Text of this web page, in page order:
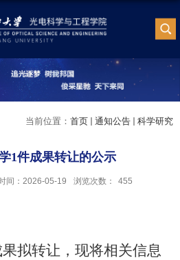
当前位置： 首页 通知公告 科学研究
1件成果转让的公示
间：2026-05-19 浏览次数： 455
拟转让 ，现将相关信息